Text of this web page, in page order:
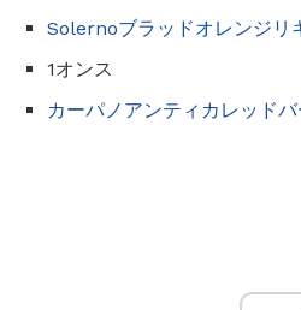
Solernoブラッドオレンジリ
1オンス
カーパノアンティカレッドバ